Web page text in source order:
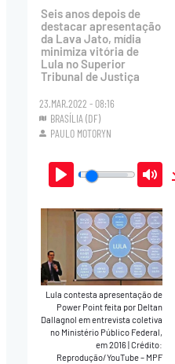
Seis anos depois de
destacar apresentação
da Lava Jato, mídia
minimiza vitória de
Lula no Superior
Tribunal de Justiça
23.MAR.2022 - 08:16
BRASÍLIA (DF)
PAULO MOTORYN
Play Mute
Lula contesta apresentação de
Power Point feita por Deltan
Dallagnol em entrevista coletiva
no Ministério Público Federal,
em 2016|Crédito:
Reprodução/YouTube – MPF